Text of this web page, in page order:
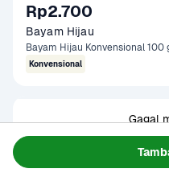
Rp2.700
Bayam Hijau
Bayam Hijau Konvensional 100
Konvensional
Gagal